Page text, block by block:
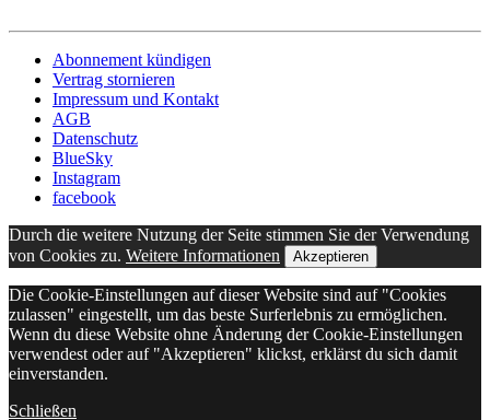
Abonnement kündigen
Vertrag stornieren
Impressum und Kontakt
AGB
Datenschutz
BlueSky
Instagram
facebook
Durch die weitere Nutzung der Seite stimmen Sie der Verwendung
von Cookies zu. Weitere Informationen Akzeptieren
Die Cookie-Einstellungen auf dieser Website sind auf "Cookies
zulassen" eingestellt, um das beste Surferlebnis zu ermöglichen.
Wenn du diese Website ohne Änderung der Cookie-Einstellungen
verwendest oder auf "Akzeptieren" klickst, erklärst du sich damit
einverstanden.
Schließen